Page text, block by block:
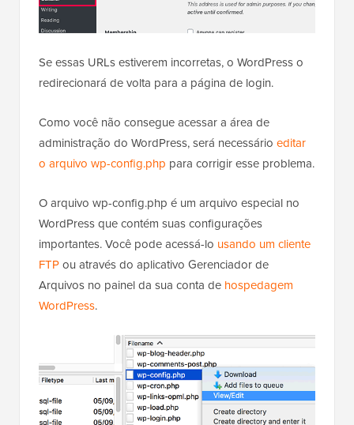
Se essas URLs estiverem incorretas, o WordPress o
redirecionará de volta para a página de login.
Como você não consegue acessar a área de
administração do WordPress, será necessário editar
o arquivo wp-config.php para corrigir esse problema.
O arquivo wp-config.php é um arquivo especial no
WordPress que contém suas configurações
importantes. Você pode acessá-lo usando um cliente
FTPou através do aplicativo Gerenciador de
Arquivos no painel da sua conta de hospedagem
WordPress.